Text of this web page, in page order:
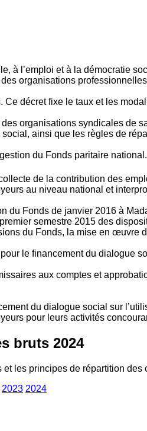
à l’emploi et à la démocratie
organisations professionnelles
Ce décret fixe le taux et les
organisations syndicales de
ainsi que les règles de
du Fonds paritaire national.
de la contribution des
au niveau national et
du Fonds de janvier 2016 à
semestre 2015 des
du Fonds, la mise en œuvre
le financement du dialogue
aux comptes et
du dialogue social sur
pour leurs activités
bruts 2024
les principes de répartition des
2023 2024